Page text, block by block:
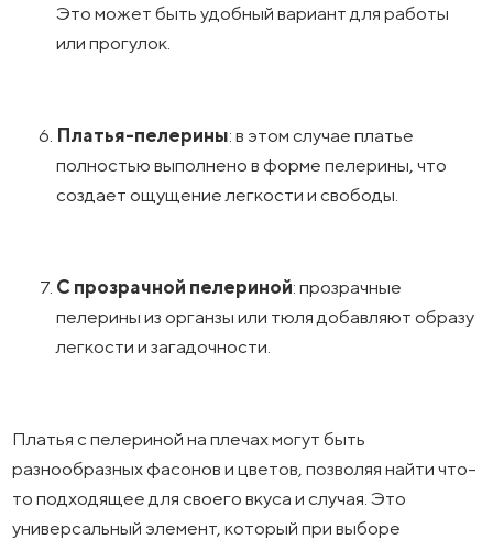
Это может быть удобный вариант для работы
или прогулок.
Платья-пелерины: в этом случае платье
полностью выполнено в форме пелерины, что
создает ощущение легкости и свободы.
С прозрачной пелериной: прозрачные
пелерины из органзы или тюля добавляют образу
легкости и загадочности.
Платья с пелериной на плечах могут быть
разнообразных фасонов и цветов, позволяя найти что-
то подходящее для своего вкуса и случая. Это
универсальный элемент, который при выборе